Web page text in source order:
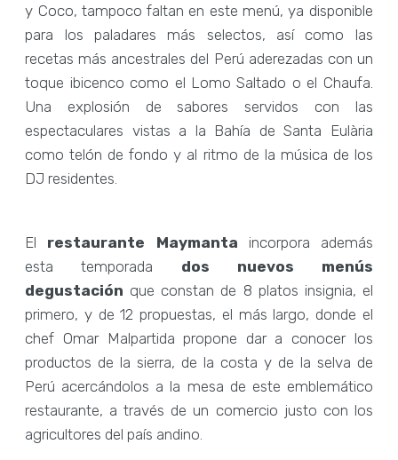
y Coco, tampoco faltan en este menú, ya disponible
para los paladares más selectos, así como las
recetas más ancestrales del Perú aderezadas con un
toque ibicenco como el Lomo Saltado o el Chaufa.
Una explosión de sabores servidos con las
espectaculares vistas a la Bahía de Santa Eulària
como telón de fondo y al ritmo de la música de los
DJ residentes.
El restaurante Maymanta incorpora además
esta temporada dos nuevos menús
degustación que constan de 8 platos insignia, el
primero, y de 12 propuestas, el más largo, donde el
chef Omar Malpartida propone dar a conocer los
productos de la sierra, de la costa y de la selva de
Perú acercándolos a la mesa de este emblemático
restaurante, a través de un comercio justo con los
agricultores del país andino.